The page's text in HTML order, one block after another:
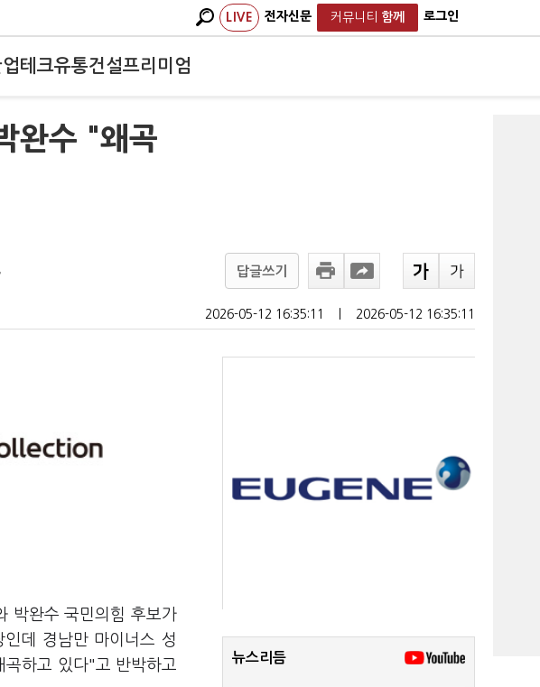
LIVE 전자신문 커뮤니티 함께 로그인
테크유통건설프리미엄
완수 "왜곡
답글쓰기
2026-05-12 16:35:11 2026-05-12 16:35:11
박완수 국민의힘 후보가
데 경남만 마이너스 성
하고 있다"고 반박하고
뉴스리듬